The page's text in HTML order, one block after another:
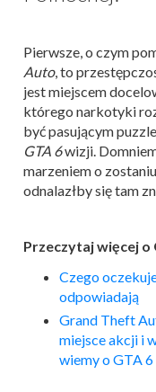
Pierwsze, o czym
Auto, to
jest miejscem
którego narkotyki
być pasującym
GTA 6wizji.
marzeniem o
odnalazłby się tam
Przeczytaj więcej o
Czego
odpowiadają
Grand Theft
miejsce akcji i
wiemy o GTA 6